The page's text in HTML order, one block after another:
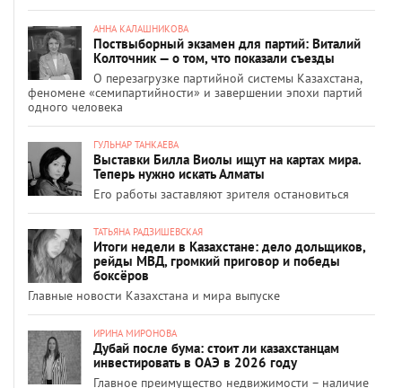
АННА КАЛАШНИКОВА
Поствыборный экзамен для партий: Виталий
Колточник — о том, что показали съезды
О перезагрузке партийной системы Казахстана,
феномене «семипартийности» и завершении эпохи партий
одного человека
ГУЛЬНАР ТАНКАЕВА
Выставки Билла Виолы ищут на картах мира.
Теперь нужно искать Алматы
Его работы заставляют зрителя остановиться
ТАТЬЯНА РАДЗИШЕВСКАЯ
Итоги недели в Казахстане: дело дольщиков,
рейды МВД, громкий приговор и победы
боксёров
Главные новости Казахстана и мира выпуске
ИРИНА МИРОНОВА
Дубай после бума: стоит ли казахстанцам
инвестировать в ОАЭ в 2026 году
Главное преимущество недвижимости – наличие